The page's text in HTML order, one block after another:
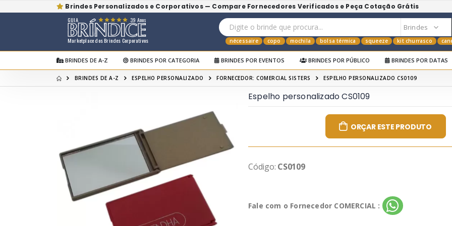
Brindes Personalizados e Corporativos — Compare Fornecedores Verificados e Peça Cotação Grátis
Marketplace dos Brindes Corporativos
GUIA 39 Anos
nécessaire copo mochila bolsa térmica squeeze kit churrasco
BRINDES DE A-Z BRINDES POR CATEGORIA BRINDES POR EVENTOS BRINDES POR PÚBLICO BRINDES POR DATAS
BRINDES DE A-Z ESPELHO PERSONALIZADO FORNECEDOR: COMERCIAL SISTERS ESPELHO PERSONALIZADO CS0109
Espelho personalizado CS0109
ORÇAR ESTE PRODUTO
Código: CS0109
Fale com o Fornecedor COMERCIAL :